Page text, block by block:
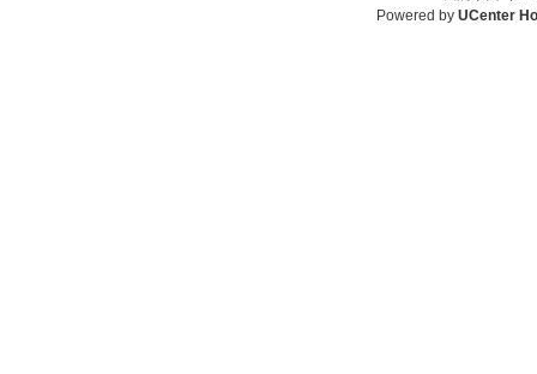
Powered by UCenter